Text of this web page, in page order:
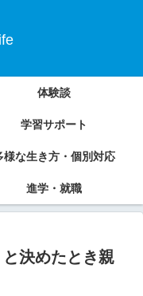
体験談
学習サポート
様な生き方・個別対応
進学・就職
決めたとき親